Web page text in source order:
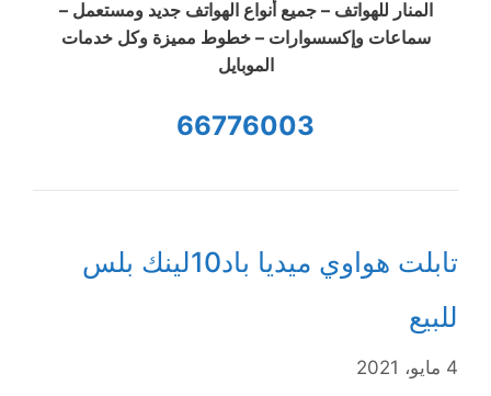
المنار للهواتف – جميع أنواع الهواتف جديد ومستعمل –
سماعات وإكسسوارات – خطوط مميزة وكل خدمات
الموبايل
66776003
تابلت هواوي ميديا باد10لينك بلس
للبيع
4 مايو، 2021